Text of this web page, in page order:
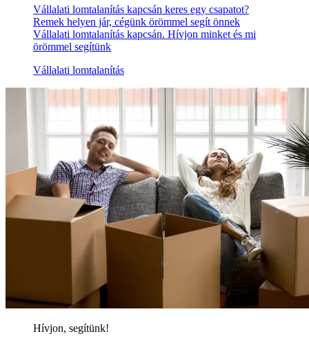
Vállalati lomtalanítás kapcsán keres egy csapatot?
Remek helyen jár, cégünk örömmel segít önnek
Vállalati lomtalanítás kapcsán. Hívjon minket és mi
örömmel segítünk
Vállalati lomtalanítás
Hívjon, segítünk!